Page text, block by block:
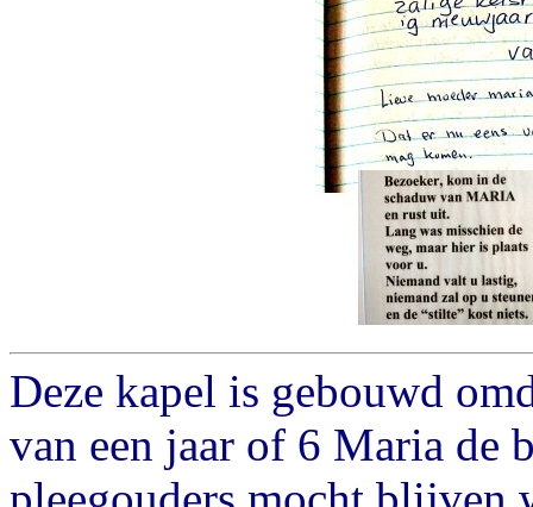
Deze kapel is gebouwd
van een jaar of 6 Maria de